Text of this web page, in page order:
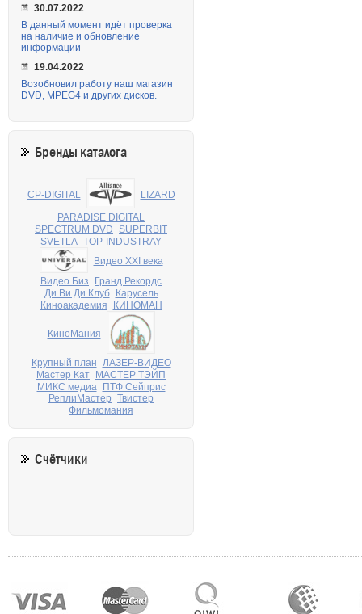
30.07.2022
В данный момент идёт проверка
на наличие и обновление
информации
19.04.2022
Возобновил работу наш магазин
DVD, MPEG4 и других дисков.
Бренды каталога
CP-DIGITAL LIZARD
PARADISE DIGITAL
SPECTRUM DVD SUPERBIT
SVETLA TOP-INDUSTRAY
Видео XXI века
Видео Биз
Гранд Рекордс
Ди Ви Ди Клуб
Карусель
Киноакадемия
КИНОМАН
КиноМания
Крупный план ЛАЗЕР-ВИДЕО
Мастер Кат МАСТЕР ТЭЙП
МИКС медиа
ПТФ Сейприс
РеплиМастер Твистер
Фильмомания
Счётчики